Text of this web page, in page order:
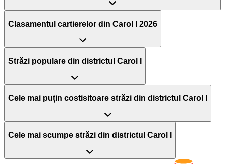
Clasamentul cartierelor din Carol I 2026
Străzi populare din districtul Carol I
Cele mai puțin costisitoare străzi din districtul Carol I
Cele mai scumpe străzi din districtul Carol I